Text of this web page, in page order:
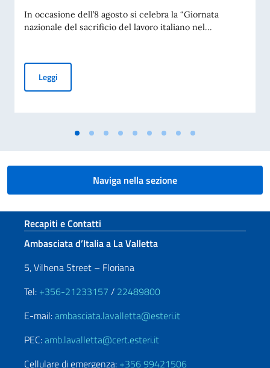
In occasione dell’8 agosto si celebra la “Giornata
nazionale del sacrificio del lavoro italiano nel...
LeggiMESSAGGIO DEL VICE PRESIDENTE DEL CONSIGLIO DEI
Naviga nella sezione
Sezione footer
Recapiti e Contatti
Ambasciata d’Italia a La Valletta
5, Vilhena Street – Floriana
Tel: +356-21233157 / 22489800
E-mail:ambasciata.lavalletta@esteri.it
PEC:amb.lavalletta@cert.esteri.it
Cellulare di emergenza: +356 99421506